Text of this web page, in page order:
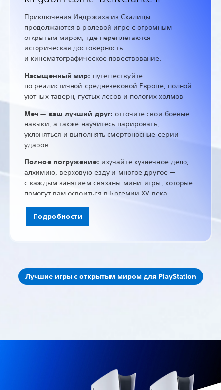
Приключения Индржиха из Скалицы
продолжаются в ролевой игре с огромным
открытым миром, где переплетаются
историческая достоверность
и кинематографическое повествование.
Насыщенный мир: путешествуйте
по реалистичной средневековой Европе, полной
уютных таверн, густых лесов и пологих холмов.
Меч — ваш лучший друг: отточите свои боевые
навыки, а также научитесь парировать,
уклоняться и выполнять смертоносные серии
ударов.
Полное погружение: изучайте кузнечное дело,
алхимию, верховую езду и многое другое —
с каждым занятием связаны мини-игры, которые
помогут вам освоиться в Богемии XV века.
Подробности
Лучшие игры с открытым миром для PlayStation